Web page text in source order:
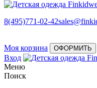
8(495)771-02-42
Моя корзина ОФОРМИТЬ
Вход
Меню
Поиск